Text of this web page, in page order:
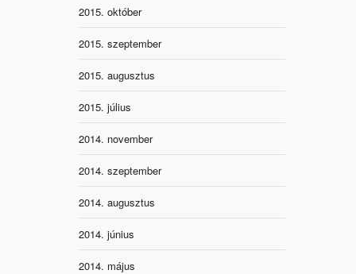
2015. október
2015. szeptember
2015. augusztus
2015. július
2014. november
2014. szeptember
2014. augusztus
2014. június
2014. május